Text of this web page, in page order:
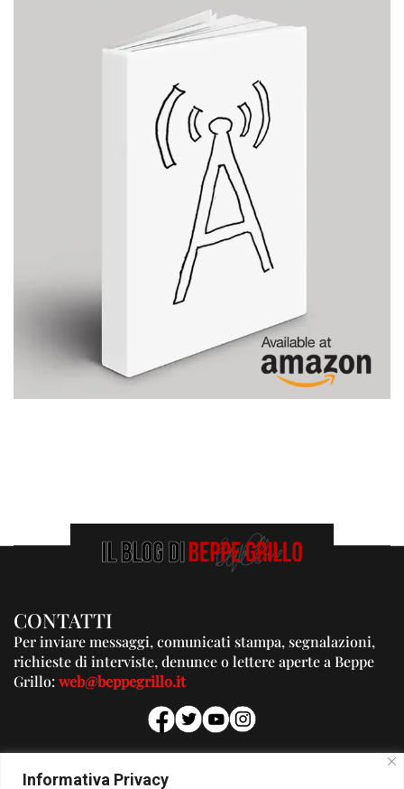
Informativa Privacy
CONTATTI
Per inviare messaggi, comunicati stampa, segnalazioni,
richieste di interviste, denunce o lettere aperte a Beppe
Grillo:web@beppegrillo.it
PUBBLICITA'